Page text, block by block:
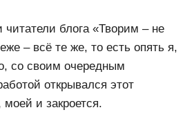
читатели блога «Творим – не
– всё те же, то есть опять я,
со своим очередным
открывался этот
и закроется.